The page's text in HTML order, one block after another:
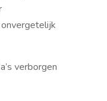
verborgen